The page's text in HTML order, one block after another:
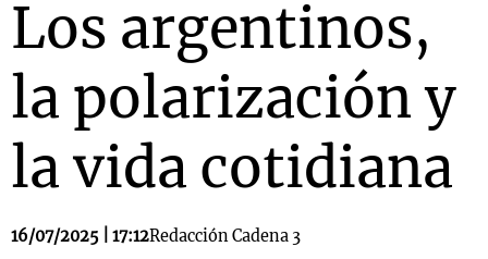
Los argentinos,
la polarización y
la vida cotidiana
16/07/2025 | 17:12Redacción Cadena 3